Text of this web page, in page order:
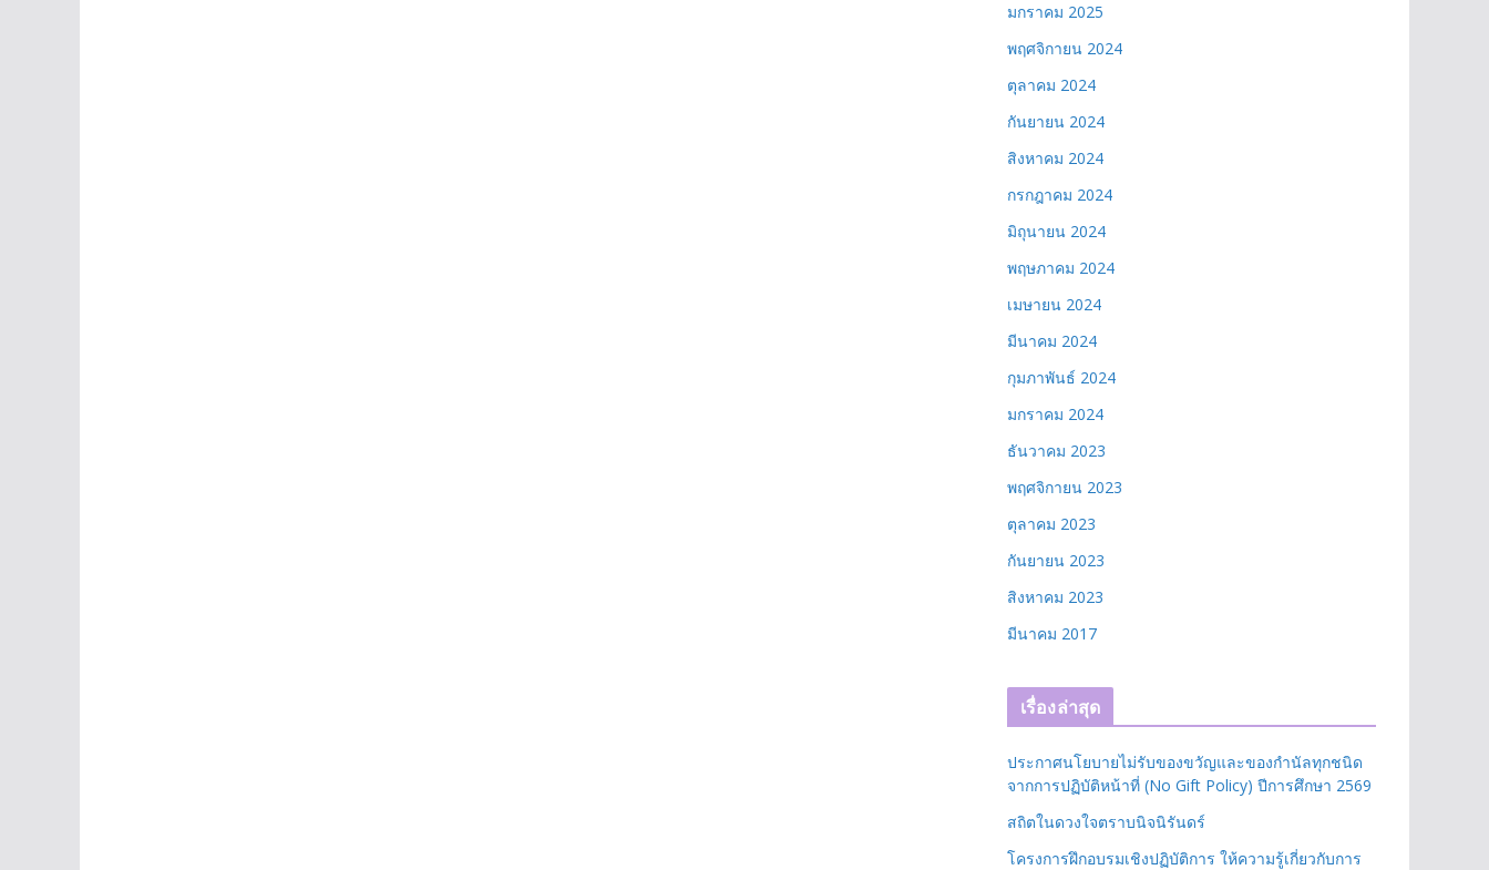
มกราคม 2025
พฤศจิกายน 2024
ตุลาคม 2024
กันยายน 2024
สิงหาคม 2024
กรกฎาคม 2024
มิถุนายน 2024
พฤษภาคม 2024
เมษายน 2024
มีนาคม 2024
กุมภาพันธ์ 2024
มกราคม 2024
ธันวาคม 2023
พฤศจิกายน 2023
ตุลาคม 2023
กันยายน 2023
สิงหาคม 2023
มีนาคม 2017
เรื่องล่าสุด
ประกาศนโยบายไม่รับของขวัญและของกำนัลทุกชนิด
จากการปฏิบัติหน้าที่ (No Gift Policy) ปีการศึกษา 2569
สถิตในดวงใจตราบนิจนิรันดร์
โครงการฝึกอบรมเชิงปฏิบัติการ ให้ความรู้เกี่ยวกับการ